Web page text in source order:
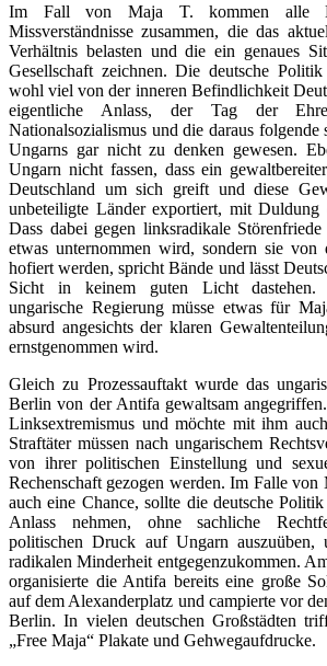
Im Fall von Maja T. kommen alle
Missverständnisse zusammen, die das
Verhältnis belasten und die ein genaues
Gesellschaft zeichnen. Die deutsche
wohl viel von der inneren Befindlichkeit
eigentliche Anlass, der Tag der
Nationalsozialismus und die daraus folgende
Ungarns gar nicht zu denken gewesen.
Ungarn nicht fassen, dass ein
Deutschland um sich greift und diese
unbeteiligte Länder exportiert, mit Duldung
Dass dabei gegen linksradikale
etwas unternommen wird, sondern sie
hofiert werden, spricht Bände und lässt
Sicht in keinem guten Licht
ungarische Regierung müsse etwas für
absurd angesichts der klaren
ernstgenommen wird.
Gleich zu Prozessauftakt wurde das
Berlin von der Antifa gewaltsam
Linksextremismus und möchte mit ihm
Straftäter müssen nach ungarischem
von ihrer politischen Einstellung und
Rechenschaft gezogen werden. Im Falle von
auch eine Chance, sollte die deutsche
Anlass nehmen, ohne sachliche
politischen Druck auf Ungarn auszuüben,
radikalen Minderheit entgegenzukommen.
organisierte die Antifa bereits eine große
auf dem Alexanderplatz und campierte vor
Berlin. In vielen deutschen Großstädten
„Free Maja“ Plakate und Gehwegaufdrucke.